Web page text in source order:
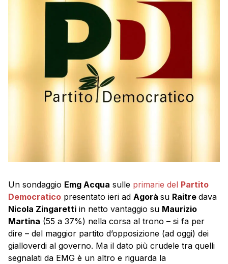
Un sondaggio Emg Acqua sulle primarie del Partito
Democratico presentato ieri ad Agorà su Raitre dava
Nicola Zingaretti in netto vantaggio su Maurizio
Martina (55 a 37%) nella corsa al trono – si fa per
dire – del maggior partito d’opposizione (ad oggi) dei
gialloverdi al governo. Ma il dato più crudele tra quelli
segnalati da EMG è un altro e riguarda la